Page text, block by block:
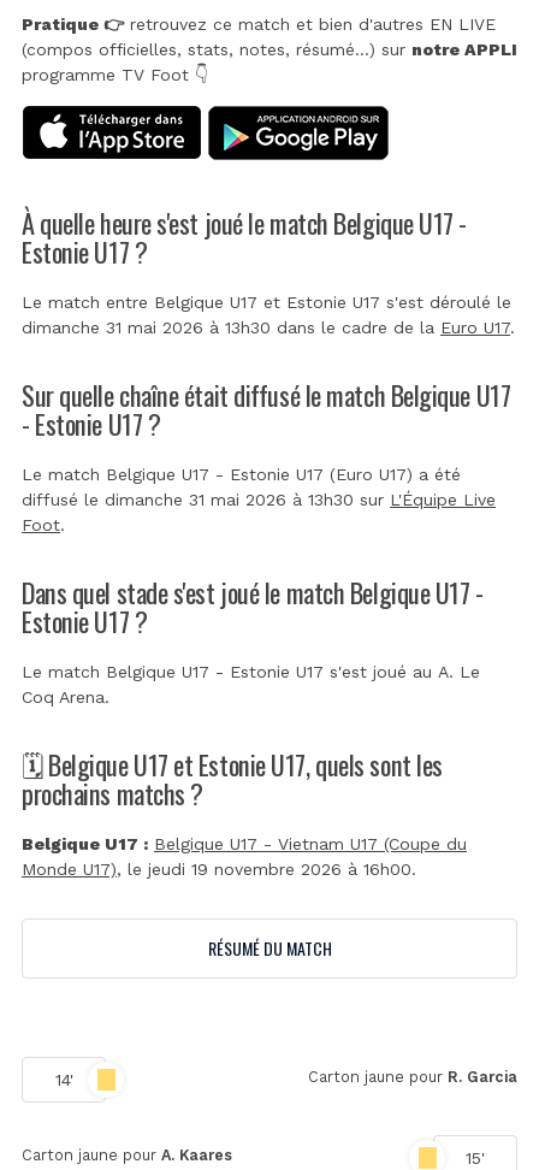
Pratique 👉retrouvez ce match et bien d'autres EN LIVE
(compos officielles, stats, notes, résumé...) sur notre APPLI
programme TV Foot 👇
À quelle heure s'est joué le match Belgique U17 -
Estonie U17 ?
Le match entre Belgique U17 et Estonie U17 s'est déroulé le
dimanche 31 mai 2026 à 13h30 dans le cadre de la Euro U17.
Sur quelle chaîne était diffusé le match Belgique U17
- Estonie U17 ?
Le match Belgique U17 - Estonie U17 (Euro U17) a été
diffusé le dimanche 31 mai 2026 à 13h30 sur L'Équipe Live
Foot.
Dans quel stade s'est joué le match Belgique U17 -
Estonie U17 ?
Le match Belgique U17 - Estonie U17 s'est joué au A. Le
Coq Arena.
🗓️ Belgique U17 et Estonie U17, quels sont les
prochains matchs ?
Belgique U17 : Belgique U17 - Vietnam U17 (Coupe du
Monde U17), le jeudi 19 novembre 2026 à 16h00.
RÉSUMÉ DU MATCH
14' Carton jaune pour R. Garcia
15'
Carton jaune pour A. Kaares